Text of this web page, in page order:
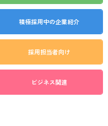
積極採用中の企業紹介
採用担当者向け
ビジネス関連